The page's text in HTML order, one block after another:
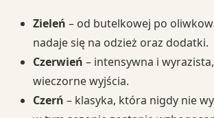
Zieleń – od butelkowej po
nadaje się na odzież oraz dodatki.
Czerwień – intensywna i
wieczorne wyjścia.
Czerń – klasyka, która nigdy nie